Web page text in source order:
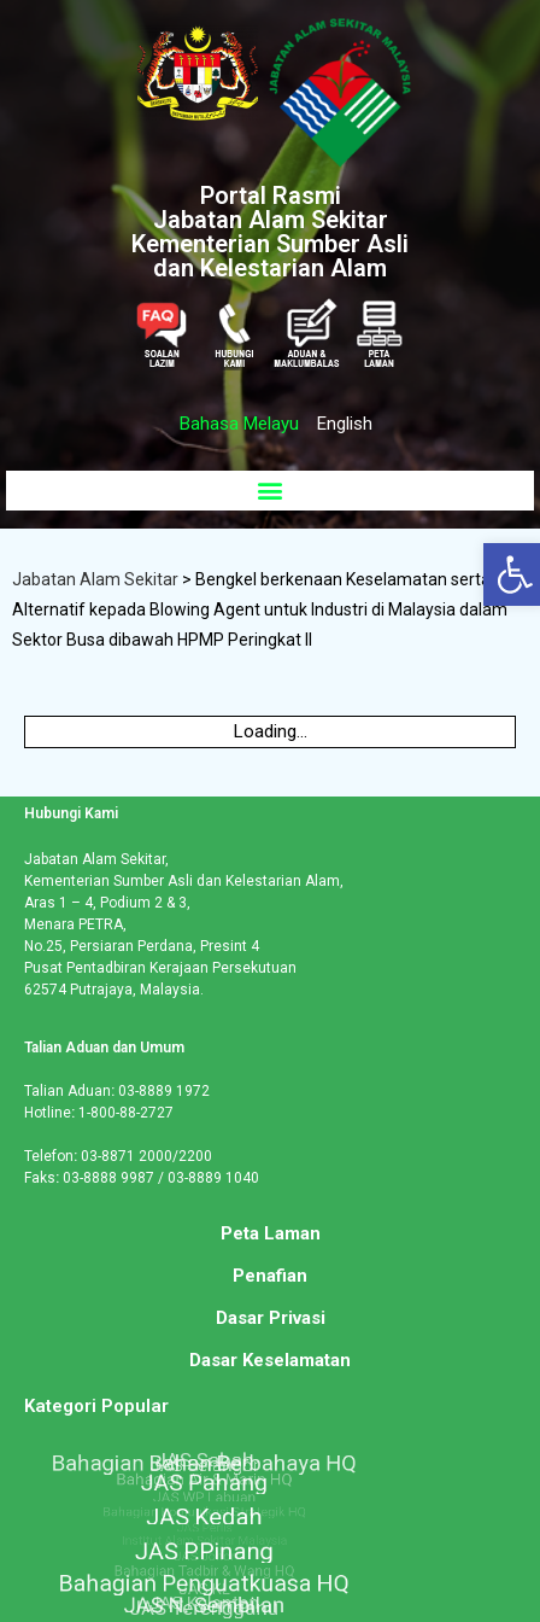
Portal Rasmi
Jabatan Alam Sekitar
Kementerian Sumber Asli
dan Kelestarian Alam
Bahasa Melayu English
Jabatan Alam Sekitar > Bengkel berkenaan Keselamatan serta
Alternatif kepada Blowing Agent untuk Industri di Malaysia dalam
Sektor Busa dibawah HPMP Peringkat II
Loading...
Hubungi Kami
Jabatan Alam Sekitar,
Kementerian Sumber Asli dan Kelestarian Alam,
Aras 1 – 4, Podium 2 & 3,
Menara PETRA,
No.25, Persiaran Perdana, Presint 4
Pusat Pentadbiran Kerajaan Persekutuan
62574 Putrajaya, Malaysia.
Talian Aduan dan Umum
Talian Aduan: 03-8889 1972
Hotline: 1-800-88-2727
Telefon: 03-8871 2000/2200
Faks: 03-8888 9987 / 03-8889 1040
Peta Laman
Penafian
Dasar Privasi
Dasar Keselamatan
Kategori Popular